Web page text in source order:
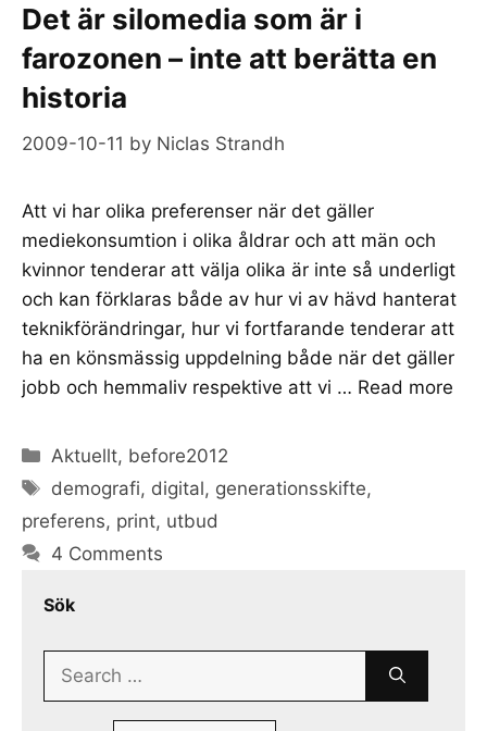
Det är silomedia som är i
farozonen – inte att berätta en
historia
2009-10-11 by Niclas Strandh
Att vi har olika preferenser när det gäller
mediekonsumtion i olika åldrar och att män och
kvinnor tenderar att välja olika är inte så underligt
och kan förklaras både av hur vi av hävd hanterat
teknikförändringar, hur vi fortfarande tenderar att
ha en könsmässig uppdelning både när det gäller
jobb och hemmaliv respektive att vi … Read more
Categories
Aktuellt, before2012
Tags
demografi, digital, generationsskifte,
preferens, print, utbud
4 Comments
Sök
Search